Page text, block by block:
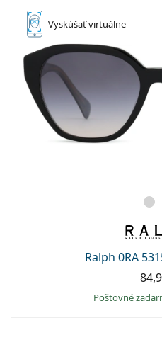
Vyskúšaťvirtuálne
Ralph 0RA
Poštovné